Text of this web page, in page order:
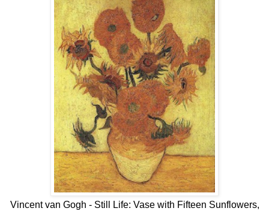
Vincent van Gogh - Still Life: Vase with Fifteen Sunflowers,